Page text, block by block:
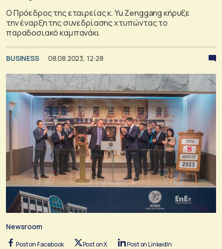
Ο Πρόεδρος της εταιρείας κ. Yu Zenggang κήρυξε
την έναρξη της συνεδρίασης χτυπώντας το
παραδοσιακό καμπανάκι
BUSINESS 08.08.2023, 12:28
Newsroom
Post on Facebook Post on X Post on LinkedIn